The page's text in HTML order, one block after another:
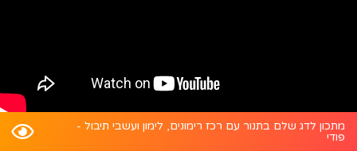
מתכון לדג שלם בתנור עם רכז רימונים, לימון ועשבי תיבול -
פודי